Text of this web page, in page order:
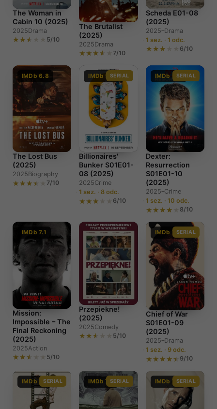
The Woman in
Cabin 10 (2025)
2025Drama
5/10
The Brutalist
(2025)
2025Drama
7/10
Scheda E01-08
(2025)
2025–Drama
1 sez. · 1 odc.
6/10
IMDb 6.8
The Lost Bus
(2025)
2025Biography
7/10
IMDb 5.7SERIAL
Billionaires'
Bunker S01E01-
08 (2025)
2025Crime
1 sez. · 8 odc.
6/10
IMDb 9.0SERIAL
Dexter:
Resurrection
S01E01-10
(2025)
2025–Crime
1 sez. · 10 odc.
8/10
IMDb 7.1
Mission:
Impossible – The
Final Reckoning
(2025)
2025Action
5/10
Przepiekne!
(2025)
2025Comedy
5/10
IMDb 7.5SERIAL
Chief of War
S01E01-09
(2025)
2025–Drama
1 sez. · 9 odc.
9/10
IMDb 8.1SERIAL IMDb 7.4SERIAL IMDb 7.4SERIAL